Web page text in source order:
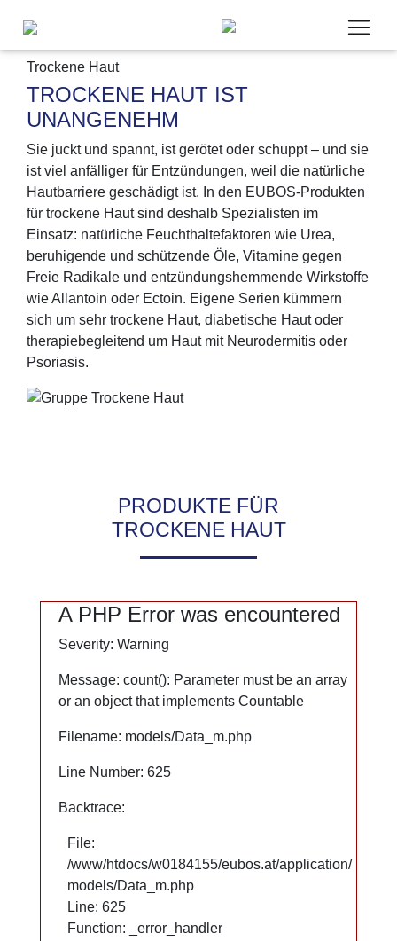
Trockene Haut
TROCKENE HAUT IST
UNANGENEHM
Sie juckt und spannt, ist gerötet oder schuppt – und sie
ist viel anfälliger für Entzündungen, weil die natürliche
Hautbarriere geschädigt ist. In den EUBOS-Produkten
für trockene Haut sind deshalb Spezialisten im
Einsatz: natürliche Feuchthaltefaktoren wie Urea,
beruhigende und schützende Öle, Vitamine gegen
Freie Radikale und entzündungshemmende Wirkstoffe
wie Allantoin oder Ectoin. Eigene Serien kümmern
sich um sehr trockene Haut, diabetische Haut oder
therapiebegleitend um Haut mit Neurodermitis oder
Psoriasis.
PRODUKTE FÜR
TROCKENE HAUT
A PHP Error was encountered
Severity: Warning
Message: count(): Parameter must be an array
or an object that implements Countable
Filename: models/Data_m.php
Line Number: 625
Backtrace:
File:
/www/htdocs/w0184155/eubos.at/application/
models/Data_m.php
Line: 625
Function: _error_handler
A PHP Error was encountered
Severity: Warning
Message: count(): Parameter must be an array
or an object that implements Countable
Filename: models/Data_m.php
Line Number: 625
Backtrace:
File:
/www/htdocs/w0184155/eubos.at/application/
models/Data_m.php
Line: 625
Function: _error_handler
Um unsere Webseite für Sie optimal zu gestalten,
werden personenbezogene Daten verarbeitet und
wir verwenden Cookies. Cookies, die wir für die
Bereitstellung unseres Angebotes zwingend
benötigen, werden in jedem Fall gesetzt. Cookies
von Drittanbietern für Analyse- oder Trackingzwecke
(Google Analytics) werden nur aktiviert, wenn Sie
uns hier Ihre Zustimmung dazu erteilen. Mehr dazu
erfahren Sie in unseren Datenschutzbestimmungen
undImpressum
Notwendig